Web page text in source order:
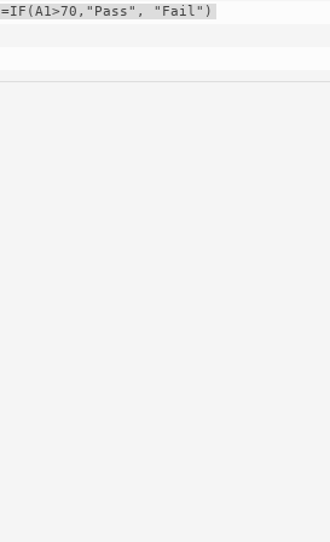
=IF(A1>70,"Pass", "Fail")